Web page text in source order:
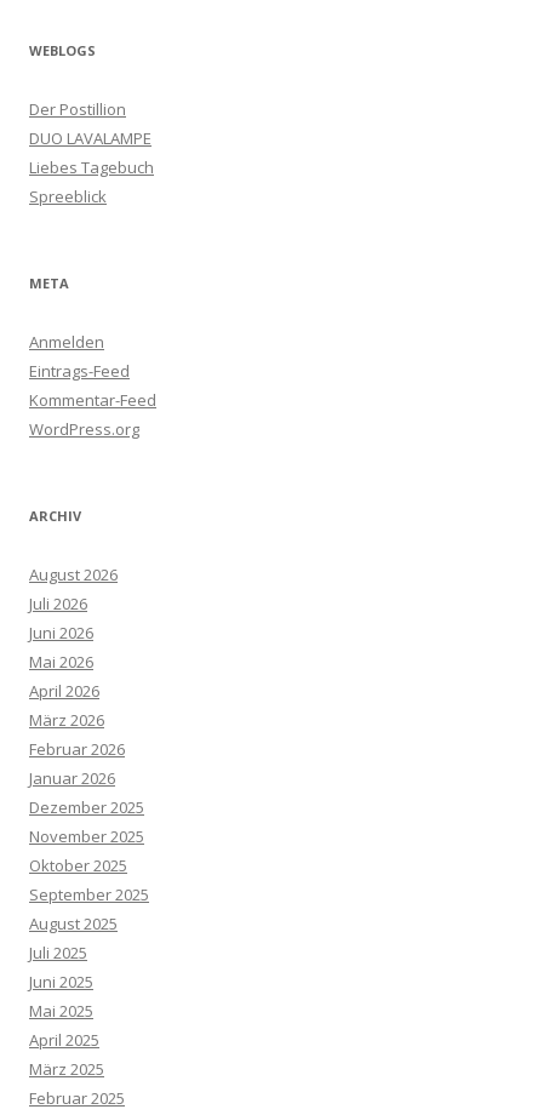
WEBLOGS
Der Postillion
DUO LAVALAMPE
Liebes Tagebuch
Spreeblick
META
Anmelden
Eintrags-Feed
Kommentar-Feed
WordPress.org
ARCHIV
August 2026
Juli 2026
Juni 2026
Mai 2026
April 2026
März 2026
Februar 2026
Januar 2026
Dezember 2025
November 2025
Oktober 2025
September 2025
August 2025
Juli 2025
Juni 2025
Mai 2025
April 2025
März 2025
Februar 2025